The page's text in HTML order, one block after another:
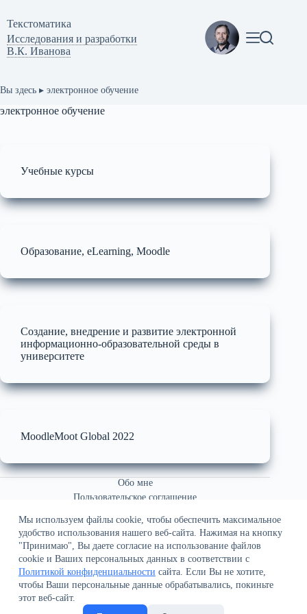
сути
Мы используем файлы cookie, чтобы обеспечить максимальное
удобство использования нашего веб-сайта. Нажимая на кнопку
"Принимаю", Вы даете согласие на использование файлов
cookie и Ваших персональных данных в соответствии с
Политикой конфиденциальности сайта. Если Вы не хотите,
чтобы Ваши персональные данные обрабатывались, покиньте
этот веб-сайт.
Текстоматикa
Исследования и разработки
В.К. Иванова
Вы здесь ▸ электронное обучение
электронное обучение
Учебные курсы
Образование, eLearning, Moodle
Создание, внедрение и развитие электронной
информационно-образовательной среды в
университете
MoodleMoot Global 2022
Обо мне
Пользовательское соглашение
Политика конфиденциальности